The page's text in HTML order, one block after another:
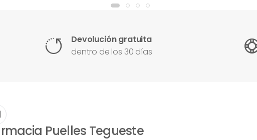
Devolución gratuita
dentro de los 30 días
Puelles Tegueste